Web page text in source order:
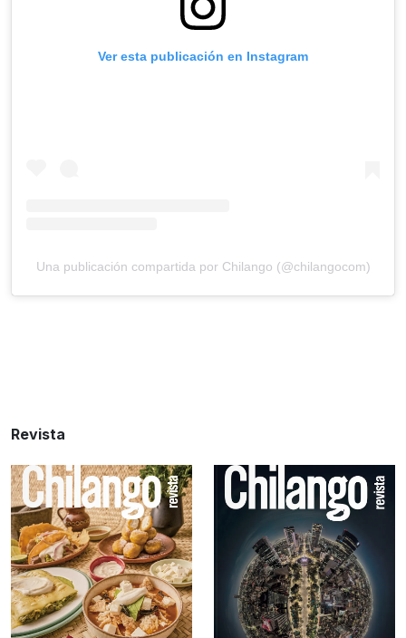
Ver esta publicación en Instagram
Una publicación compartida por Chilango (@chilangocom)
Revista